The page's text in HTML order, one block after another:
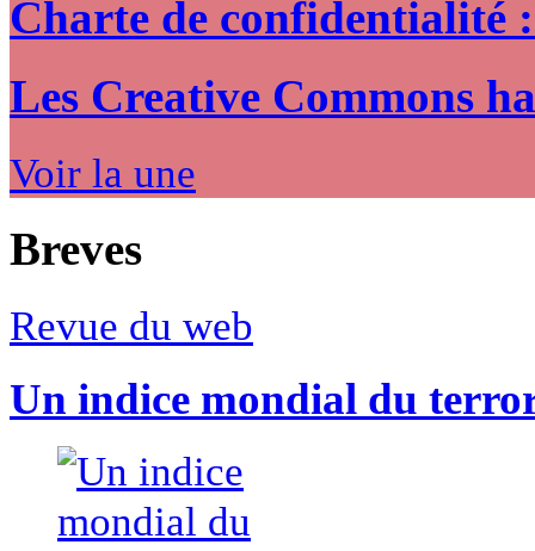
Charte de confidentialité
Les Creative Commons
Voir la une
Breves
Revue du web
Un indice mondial du